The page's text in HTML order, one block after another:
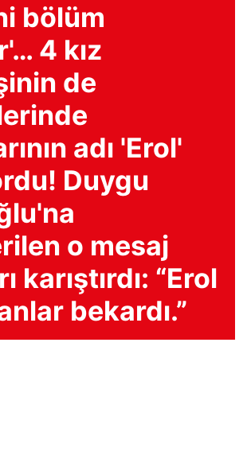
bölüm
4 kız
de
adı 'Erol'
Duygu
o mesaj
karıştırdı: “Erol
bekardı.”